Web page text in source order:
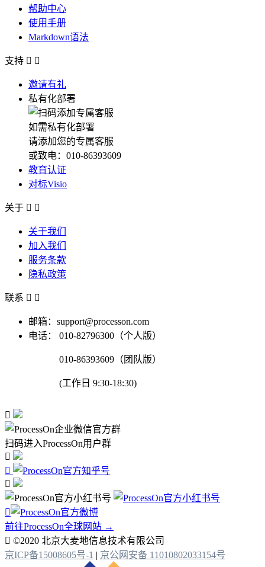
帮助中心
使用手册
Markdown语法
支持  
邀请有礼
私有化部署
如需私有化部署
请添加您的专属客服
或致电：010-86393609
教育认证
对标Visio
关于  
关于我们
加入我们
服务条款
隐私政策
联系  
邮箱：support@processon.com
电话：
010-82796300（个人版）
010-86393609（团队版）
(工作日 9:30-18:30)

扫码进入ProcessOn用户群




前往ProcessOn全球网站 →
 ©2020 北京大麦地信息技术有限公司
京ICP备15008605号-1 | 京公网安备 11010802033154号